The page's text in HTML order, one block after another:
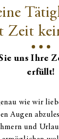
Zeit
uns Ihre
erfüllt!
wie wir
Augen
und